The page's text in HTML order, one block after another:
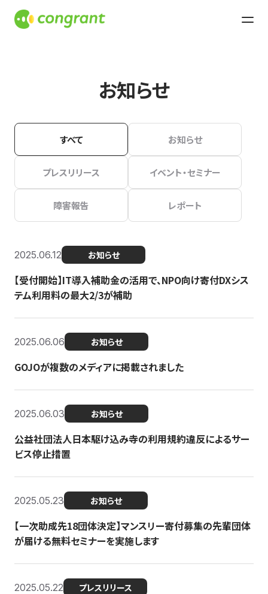
お知らせ
すべて お知らせ
プレスリリース イベント・セミナー
障害報告 レポート
2025.06.12 お知らせ
【受付開始】IT導入補助金の活用で、NPO向け寄付DXシス
テム利用料の最大2/3が補助
2025.06.06 お知らせ
GOJOが複数のメディアに掲載されました
2025.06.03 お知らせ
公益社団法人日本駆け込み寺の利用規約違反によるサー
ビス停止措置
2025.05.23 お知らせ
【一次助成先18団体決定】マンスリー寄付募集の先輩団体
が届ける無料セミナーを実施します
2025.05.22 プレスリリース